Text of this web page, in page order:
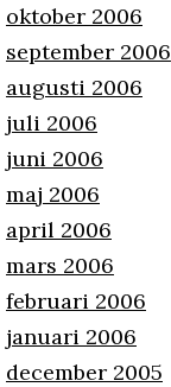
oktober 2006
september 2006
augusti 2006
juli 2006
juni 2006
maj 2006
april 2006
mars 2006
februari 2006
januari 2006
december 2005